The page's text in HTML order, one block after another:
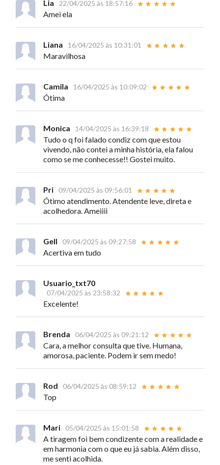
Lia 22/04/2025 às 18:57:16
Amei ela
Liana 16/04/2025 às 10:31:01
Maravilhosa
Camila 16/04/2025 às 10:09:02
Ótima
Monica 14/04/2025 às 16:39:18
Tudo o q foi falado condiz com que estou
vivendo, não contei a minha história, ela falou
como se me conhecesse!! Gostei muito.
Pri 09/04/2025 às 09:56:01
Ótimo atendimento. Atendente leve, direta e
acolhedora. Ameiiii
Gell 09/04/2025 às 09:27:58
Acertiva em tudo
Usuario_txt70
07/04/2025 às 23:58:32
Excelente!
Brenda 06/04/2025 às 09:21:12
Cara, a melhor consulta que tive. Humana,
amorosa, paciente. Podem ir sem medo!
Rod 06/04/2025 às 08:59:12
Top
Mari 05/04/2025 às 15:01:58
A tiragem foi bem condizente com a realidade e
em harmonia com o que eu já sabia. Além disso,
me senti acolhida.